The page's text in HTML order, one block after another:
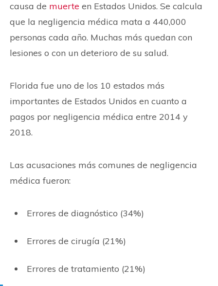
causa de muerte en Estados Unidos. Se calcula
que la negligencia médica mata a 440,000
personas cada año. Muchas más quedan con
lesiones o con un deterioro de su salud.
Florida fue uno de los 10 estados más
importantes de Estados Unidos en cuanto a
pagos por negligencia médica entre 2014 y
2018.
Las acusaciones más comunes de negligencia
médica fueron:
Errores de diagnóstico (34%)
Errores de cirugía (21%)
Errores de tratamiento (21%)